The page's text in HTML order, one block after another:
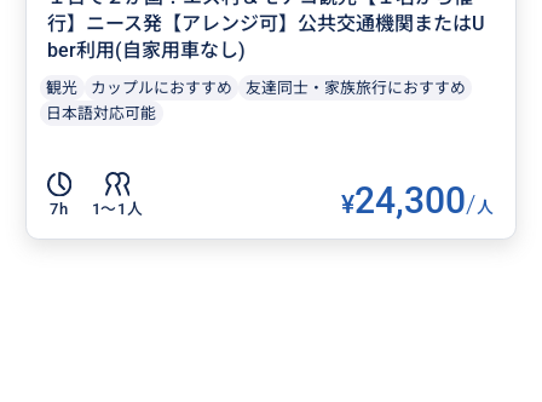
行】ニース発【アレンジ可】公共交通機関またはU
ber利用(自家用車なし)
観光 カップルにおすすめ
友達同士・家族旅行におすすめ
日本語対応可能
7h 1〜1人 ¥24,300/人